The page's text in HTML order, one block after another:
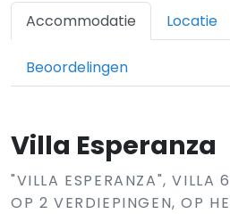
Accommodatie Locatie
Beoordelingen
Villa Esperanza
"VILLA ESPERANZA", VILLA
OP 2 VERDIEPINGEN, OP